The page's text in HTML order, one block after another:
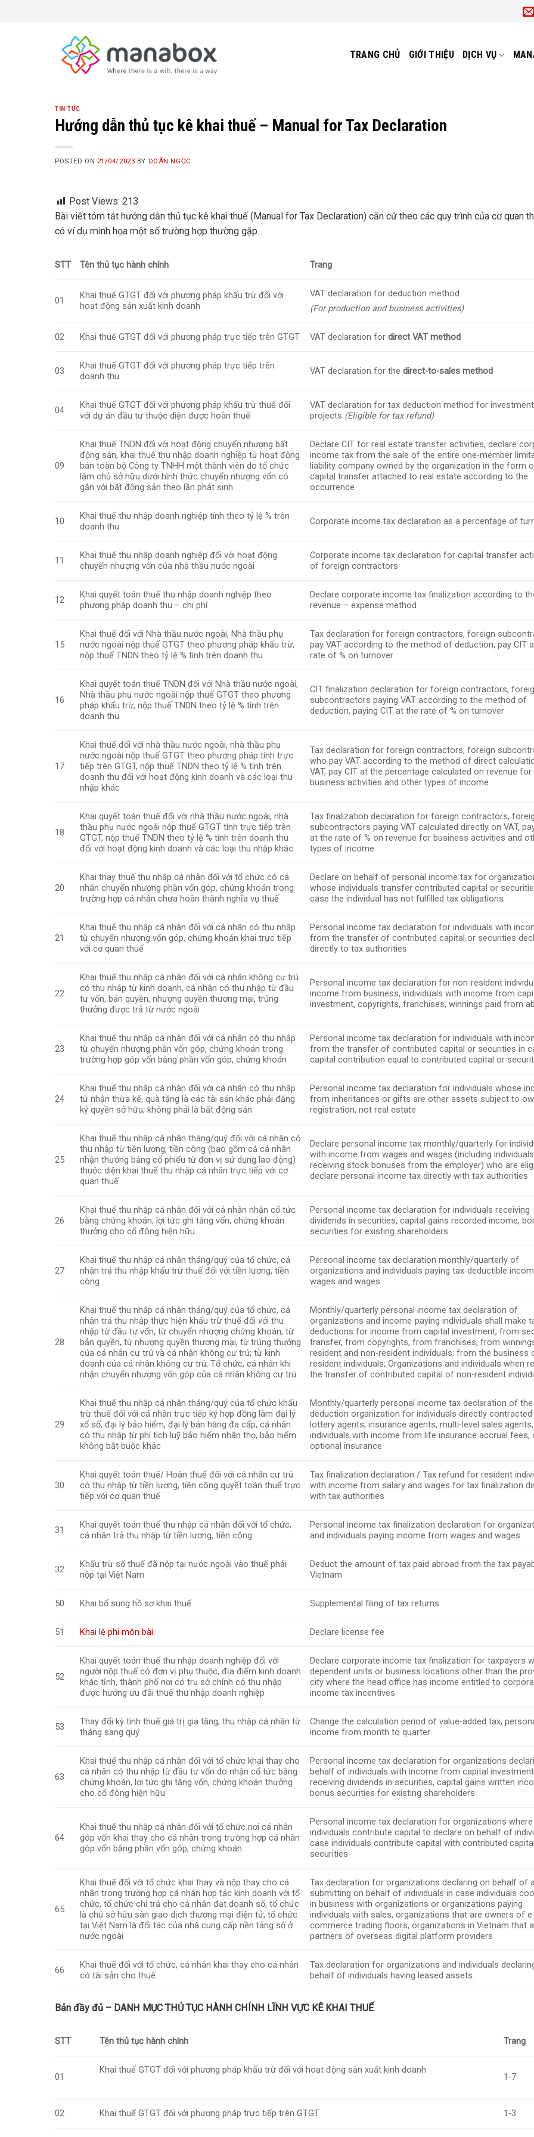
TRANG CHỦ GIỚI THIỆU DỊCH VỤ
TIN TỨC
Hướng dẫn thủ tục kê khai thuế – Manual for Tax Declaration
POSTED ON 21/04/2023 BY DOÃN NGỌC
Post Views: 213
Bài viết tóm tắt hướng dẫn thủ tục kê khai thuế (Manual for Tax Declaration) căn cứ theo các quy trình của cơ quan
có ví dụ minh họa một số trường hợp thường gặp.
STT Tên thủ tục hành chính Trang
01
Khai thuế GTGT đối với phương pháp khấu trừ đối với
hoạt động sản xuất kinh doanh
VAT declaration for deduction method
(For production and business activities)
02 Khai thuế GTGT đối với phương pháp trực tiếp trên GTGT VAT declaration fordirect VAT method
03
Khai thuế GTGT đối với phương pháp trực tiếp trên
doanh thu
VAT declaration for thedirect-to-sales method
04
Khai thuế GTGT đối với phương pháp khấu trừ thuế đối
với dự án đầu tư thuộc diện được hoàn thuế
VAT declaration for tax deduction method for investment
projects (Eligible for tax refund)
09
Khai thuế TNDN đối với hoạt động chuyển nhượng bất
động sản, khai thuế thu nhập doanh nghiệp từ hoạt động
bán toàn bộ Công ty TNHH một thành viên do tổ chức
làm chủ sở hữu dưới hình thức chuyển nhượng vốn có
gắn với bất động sản theo lần phát sinh
Declare CIT for real estate transfer activities, declare
income tax from the sale of the entire one-member
liability company owned by the organization in the form
capital transfer attached to real estate according to the
occurrence
10
Khai thuế thu nhập doanh nghiệp tính theo tỷ lệ % trên
doanh thu
Corporate income tax declaration as a percentage of
11
Khai thuế thu nhập doanh nghiệp đối với hoạt động
chuyển nhượng vốn của nhà thầu nước ngoài
Corporate income tax declaration for capital transfer
of foreign contractors
12
Khai quyết toán thuế thu nhập doanh nghiệp theo
phương pháp doanh thu – chi phí
Declare corporate income tax finalization according to
revenue – expense method
15
Khai thuế đối với Nhà thầu nước ngoài, Nhà thầu phụ
nước ngoài nộp thuế GTGT theo phương pháp khấu trừ,
nộp thuế TNDN theo tỷ lệ % tính trên doanh thu
Tax declaration for foreign contractors, foreign
pay VAT according to the method of deduction, pay CIT
rate of % on turnover
16
Khai quyết toán thuế TNDN đối với Nhà thầu nước ngoài,
Nhà thầu phụ nước ngoài nộp thuế GTGT theo phương
pháp khấu trừ, nộp thuế TNDN theo tỷ lệ % tính trên
doanh thu
CIT finalization declaration for foreign contractors,
subcontractors paying VAT according to the method of
deduction, paying CIT at the rate of % on turnover
17
Khai thuế đối với nhà thầu nước ngoài, nhà thầu phụ
nước ngoài nộp thuế GTGT theo phương pháp tính trực
tiếp trên GTGT, nộp thuế TNDN theo tỷ lệ % tính trên
doanh thu đối với hoạt động kinh doanh và các loại thu
nhập khác
Tax declaration for foreign contractors, foreign
who pay VAT according to the method of direct
VAT, pay CIT at the percentage calculated on revenue for
business activities and other types of income
18
Khai quyết toán thuế đối với nhà thầu nước ngoài, nhà
thầu phụ nước ngoài nộp thuế GTGT tính trực tiếp trên
GTGT, nộp thuế TNDN theo tỷ lệ % tính trên doanh thu
đối với hoạt động kinh doanh và các loại thu nhập khác
Tax finalization declaration for foreign contractors,
subcontractors paying VAT calculated directly on VAT,
at the rate of % on revenue for business activities and
types of income
20
Khai thay thuế thu nhập cá nhân đối với tổ chức có cá
nhân chuyển nhượng phần vốn góp, chứng khoán trong
trường hợp cá nhân chưa hoàn thành nghĩa vụ thuế
Declare on behalf of personal income tax for
whose individuals transfer contributed capital or
case the individual has not fulfilled tax obligations
21
Khai thuế thu nhập cá nhân đối với cá nhân có thu nhập
từ chuyển nhượng vốn góp, chứng khoán khai trực tiếp
với cơ quan thuế
Personal income tax declaration for individuals with
from the transfer of contributed capital or securities
directly to tax authorities
22
Khai thuế thu nhập cá nhân đối với cá nhân không cư trú
có thu nhập từ kinh doanh, cá nhân có thu nhập từ đầu
tư vốn, bản quyền, nhượng quyền thương mại, trúng
thưởng được trả từ nước ngoài
Personal income tax declaration for non-resident
income from business, individuals with income from
investment, copyrights, franchises, winnings paid from
23
Khai thuế thu nhập cá nhân đối với cá nhân có thu nhập
từ chuyển nhượng phần vốn góp, chứng khoán trong
trường hợp góp vốn bằng phần vốn góp, chứng khoán
Personal income tax declaration for individuals with
from the transfer of contributed capital or securities in
capital contribution equal to contributed capital or
24
Khai thuế thu nhập cá nhân đối với cá nhân có thu nhập
từ nhận thừa kế, quà tặng là các tài sản khác phải đăng
ký quyền sở hữu, không phải là bất động sản
Personal income tax declaration for individuals whose
from inheritances or gifts are other assets subject to
registration, not real estate
25
Khai thuế thu nhập cá nhân tháng/quý đối với cá nhân có
thu nhập từ tiền lương, tiền công (bao gồm cả cá nhân
nhận thưởng bằng cổ phiếu từ đơn vị sử dụng lao động)
thuộc diện khai thuế thu nhập cá nhân trực tiếp với cơ
quan thuế
Declare personal income tax monthly/quarterly for
with income from wages and wages (including individuals
receiving stock bonuses from the employer) who are
declare personal income tax directly with tax authorities
26
Khai thuế thu nhập cá nhân đối với cá nhân nhận cổ tức
bằng chứng khoán, lợi tức ghi tăng vốn, chứng khoán
thưởng cho cổ đông hiện hữu
Personal income tax declaration for individuals receiving
dividends in securities, capital gains recorded income,
securities for existing shareholders
27
Khai thuế thu nhập cá nhân tháng/quý của tổ chức, cá
nhân trả thu nhập khấu trừ thuế đối với tiền lương, tiền
công
Personal income tax declaration monthly/quarterly of
organizations and individuals paying tax-deductible
wages and wages
28
Khai thuế thu nhập cá nhân tháng/quý của tổ chức, cá
nhân trả thu nhập thực hiện khấu trừ thuế đối với thu
nhập từ đầu tư vốn, từ chuyển nhượng chứng khoán, từ
bản quyền, từ nhượng quyền thương mại, từ trúng thưởng
của cá nhân cư trú và cá nhân không cư trú; từ kinh
doanh của cá nhân không cư trú; Tổ chức, cá nhân khi
nhận chuyển nhượng vốn góp của cá nhân không cư trú
Monthly/quarterly personal income tax declaration of
organizations and income-paying individuals shall make
deductions for income from capital investment, from
transfer, from copyrights, from franchises, from
resident and non-resident individuals; from the business
resident individuals; Organizations and individuals when
the transfer of contributed capital of non-resident
29
Khai thuế thu nhập cá nhân tháng/quý của tổ chức khấu
trừ thuế đối với cá nhân trực tiếp ký hợp đồng làm đại lý
xổ số, đại lý bảo hiểm, đại lý bán hàng đa cấp, cá nhân
có thu nhập từ phí tích luỹ bảo hiểm nhân thọ, bảo hiểm
không bắt buộc khác
Monthly/quarterly personal income tax declaration of
deduction organization for individuals directly contracted
lottery agents, insurance agents, multi-level sales agents,
individuals with income from life insurance accrual fees,
optional insurance
30
Khai quyết toán thuế/ Hoàn thuế đối với cá nhân cư trú
có thu nhập từ tiền lương, tiền công quyết toán thuế trực
tiếp với cơ quan thuế
Tax finalization declaration / Tax refund for resident
with income from salary and wages for tax finalization
with tax authorities
31
Khai quyết toán thuế thu nhập cá nhân đối với tổ chức,
cá nhân trả thu nhập từ tiền lương, tiền công
Personal income tax finalization declaration for
and individuals paying income from wages and wages
32
Khấu trừ số thuế đã nộp tại nước ngoài vào thuế phải
nộp tại Việt Nam
Deduct the amount of tax paid abroad from the tax
Vietnam
50 Khai bổ sung hồ sơ khai thuế Supplemental filing of tax returns
51 Khai lệ phí môn bài Declare license fee
52
Khai quyết toán thuế thu nhập doanh nghiệp đối với
người nộp thuế có đơn vị phụ thuộc, địa điểm kinh doanh
khác tỉnh, thành phố nơi có trụ sở chính có thu nhập
được hưởng ưu đãi thuế thu nhập doanh nghiệp
Declare corporate income tax finalization for taxpayers
dependent units or business locations other than the
city where the head office has income entitled to
income tax incentives
53
Thay đổi kỳ tính thuế giá trị gia tăng, thu nhập cá nhân từ
tháng sang quý
Change the calculation period of value-added tax,
income from month to quarter
63
Khai thuế thu nhập cá nhân đối với tổ chức khai thay cho
cá nhân có thu nhập từ đầu tư vốn do nhận cổ tức bằng
chứng khoán, lợi tức ghi tăng vốn, chứng khoán thưởng
cho cổ đông hiện hữu
Personal income tax declaration for organizations
behalf of individuals with income from capital
receiving dividends in securities, capital gains written
bonus securities for existing shareholders
64
Khai thuế thu nhập cá nhân đối với tổ chức nơi cá nhân
góp vốn khai thay cho cá nhân trong trường hợp cá nhân
góp vốn bằng phần vốn góp, chứng khoán
Personal income tax declaration for organizations where
individuals contribute capital to declare on behalf of
case individuals contribute capital with contributed
securities
65
Khai thuế đối với tổ chức khai thay và nộp thay cho cá
nhân trong trường hợp cá nhân hợp tác kinh doanh với tổ
chức, tổ chức chi trả cho cá nhân đạt doanh số, tổ chức
là chủ sở hữu sàn giao dịch thương mại điện tử, tổ chức
tại Việt Nam là đối tác của nhà cung cấp nền tảng số ở
nước ngoài
Tax declaration for organizations declaring on behalf of
submitting on behalf of individuals in case individuals
in business with organizations or organizations paying
individuals with sales, organizations that are owners of e-
commerce trading floors, organizations in Vietnam that
partners of overseas digital platform providers
66
Khai thuế đối với tổ chức, cá nhân khai thay cho cá nhân
có tài sản cho thuê.
Tax declaration for organizations and individuals
behalf of individuals having leased assets.
Bản đầy đủ – DANH MỤC THỦ TỤC HÀNH CHÍNH LĨNH VỰC KÊ KHAI THUẾ
STT Tên thủ tục hành chính Trang
01
Khai thuế GTGT đối với phương pháp khấu trừ đối với hoạt động sản xuất kinh doanh
1-7
02 Khai thuế GTGT đối với phương pháp trực tiếp trên GTGT 1-3